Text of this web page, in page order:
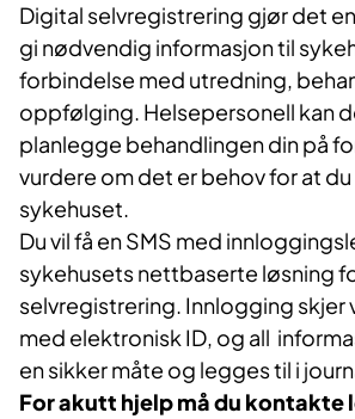
Digital selvregistrering gjør det
gi nødvendig informasjon til
forbindelse med utredning,
oppfølging. Helsepersonell kan
planlegge behandlingen din på
vurdere om det er behov for at
sykehuset.
Du vil få en SMS med
sykehusets nettbaserte løsning
selvregistrering. Innlogging skjer
med elektronisk ID, og all
en sikker måte og legges til i
For akutt hjelp må du kontakte